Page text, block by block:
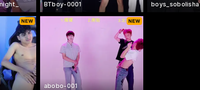
BTboy-0001 boys_sobolisha
abobo-001